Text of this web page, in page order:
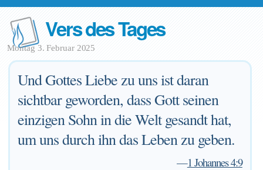
Vers des Tages
Montag 3. Februar 2025
Und Gottes Liebe zu uns ist daran
sichtbar geworden, dass Gott seinen
einzigen Sohn in die Welt gesandt hat,
um uns durch ihn das Leben zu geben.
—1 Johannes 4:9